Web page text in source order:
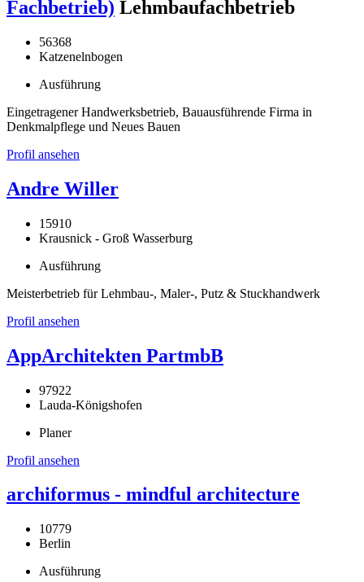
Fachbetrieb) Lehmbaufachbetrieb
56368
Katzenelnbogen
Ausführung
Eingetragener Handwerksbetrieb, Bauausführende Firma in
Denkmalpflege und Neues Bauen
Profil ansehen
Andre Willer
15910
Krausnick - Groß Wasserburg
Ausführung
Meisterbetrieb für Lehmbau-, Maler-, Putz & Stuckhandwerk
Profil ansehen
AppArchitekten PartmbB
97922
Lauda-Königshofen
Planer
Profil ansehen
archiformus - mindful architecture
10779
Berlin
Ausführung